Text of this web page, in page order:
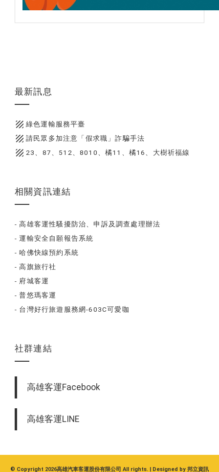
最新訊息
texture 綠色運輸服務平臺
texture 請民眾多加注意「假求職」詐騙手法
texture 23、87、512、8010、橘11、橘16、大樹祈福線
相關資訊連結
- 高雄客運性騷擾防治、申訴及調查處理辦法
- 運輸安全自願報告系統
- 哈佛快線預約系統
- 高旗旅行社
- 府城客運
- 普悠瑪客運
- 台灣好行旅遊服務網-603C可愛咖
社群連結
高雄客運Facebook
高雄客運LINE
© Copyright 2026高雄汽車客運股份有限公司 All rights. | Designed by 邦立資訊